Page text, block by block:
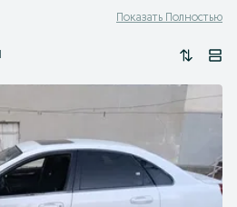
Показать Полностью